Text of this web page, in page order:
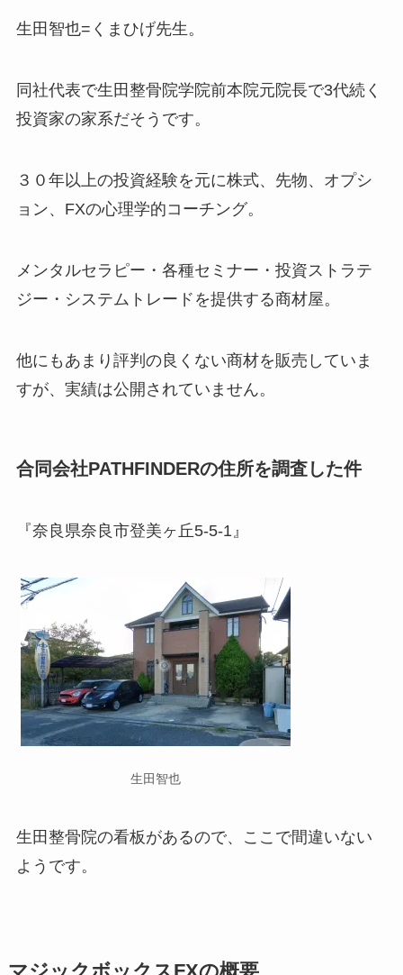
生田智也=くまひげ先生。
同社代表で生田整骨院学院前本院元院長で3代続く
投資家の家系だそうです。
３０年以上の投資経験を元に株式、先物、オプシ
ョン、FXの心理学的コーチング。
メンタルセラピー・各種セミナー・投資ストラテ
ジー・システムトレードを提供する商材屋。
他にもあまり評判の良くない商材を販売していま
すが、実績は公開されていません。
合同会社PATHFINDERの住所を調査した件
『奈良県奈良市登美ヶ丘5-5-1』
生田智也
生田整骨院の看板があるので、ここで間違いない
ようです。